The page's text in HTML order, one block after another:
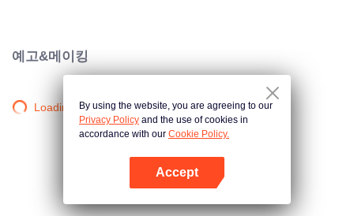
예고&메이킹
Loading…By using the website, you are agreeing to our
Privacy Policy and the use of cookies in
accordance with our Cookie Policy.
Accept